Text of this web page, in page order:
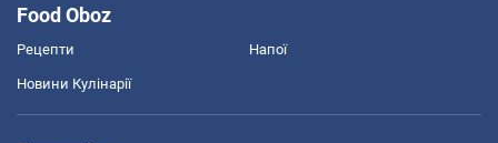
Food Oboz
Рецепти Напої
Новини Кулінарії